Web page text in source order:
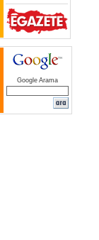
Google Arama